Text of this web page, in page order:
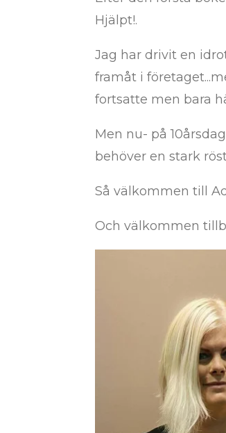
Hjälpt!.
Jag har drivit en
framåt i
fortsatte men bara
Men nu- på
behöver en stark
Så välkommen till
Och välkommen